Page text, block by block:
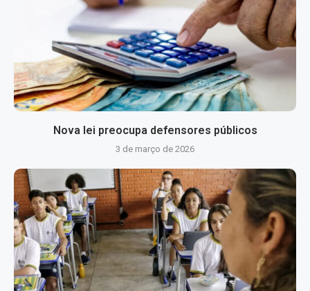
Nova lei preocupa defensores públicos
3 de março de 2026